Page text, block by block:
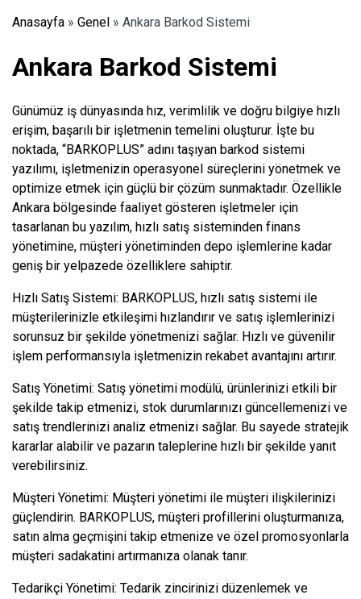
Anasayfa » Genel » Ankara Barkod Sistemi
Ankara Barkod Sistemi
Günümüz iş dünyasında hız, verimlilik ve doğru bilgiye hızlı
erişim, başarılı bir işletmenin temelini oluşturur. İşte bu
noktada, “BARKOPLUS” adını taşıyan barkod sistemi
yazılımı, işletmenizin operasyonel süreçlerini yönetmek ve
optimize etmek için güçlü bir çözüm sunmaktadır. Özellikle
Ankara bölgesinde faaliyet gösteren işletmeler için
tasarlanan bu yazılım, hızlı satış sisteminden finans
yönetimine, müşteri yönetiminden depo işlemlerine kadar
geniş bir yelpazede özelliklere sahiptir.
Hızlı Satış Sistemi: BARKOPLUS, hızlı satış sistemi ile
müşterilerinizle etkileşimi hızlandırır ve satış işlemlerinizi
sorunsuz bir şekilde yönetmenizi sağlar. Hızlı ve güvenilir
işlem performansıyla işletmenizin rekabet avantajını artırır.
Satış Yönetimi: Satış yönetimi modülü, ürünlerinizi etkili bir
şekilde takip etmenizi, stok durumlarınızı güncellemenizi ve
satış trendlerinizi analiz etmenizi sağlar. Bu sayede stratejik
kararlar alabilir ve pazarın taleplerine hızlı bir şekilde yanıt
verebilirsiniz.
Müşteri Yönetimi: Müşteri yönetimi ile müşteri ilişkilerinizi
güçlendirin. BARKOPLUS, müşteri profillerini oluşturmanıza,
satın alma geçmişini takip etmenize ve özel promosyonlarla
müşteri sadakatini artırmanıza olanak tanır.
Tedarikçi Yönetimi: Tedarik zincirinizi düzenlemek ve